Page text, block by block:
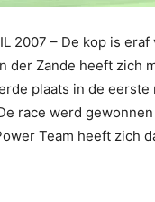
2007 – De kop is
der Zande heeft zich
plaats in de
race werd
Team heeft zich